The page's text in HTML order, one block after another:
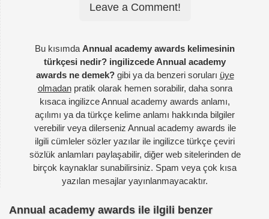
Leave a Comment!
Bu kısımda Annual academy awards kelimesinin
türkçesi nedir? ingilizcede Annual academy
awards ne demek?gibi ya da benzeri soruları üye
olmadanpratik olarak hemen sorabilir, daha sonra
kısaca ingilizce Annual academy awards anlamı,
açılımı ya da türkçe kelime anlamı hakkında bilgiler
verebilir veya dilerseniz Annual academy awards ile
ilgili cümleler sözler yazılar ile ingilizce türkçe çeviri
sözlük anlamları paylaşabilir, diğer web sitelerinden de
birçok kaynaklar sunabilirsiniz. Spam veya çok kısa
yazılan mesajlar yayınlanmayacaktır.
Annual academy awards ile ilgili benzer